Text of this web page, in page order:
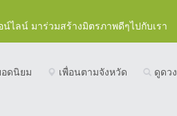
ไลน์ มาร่วมสร้างมิตรภาพดีๆไปกับเรา
อดนิยม เพื่อนตามจังหวัด ดูดวง